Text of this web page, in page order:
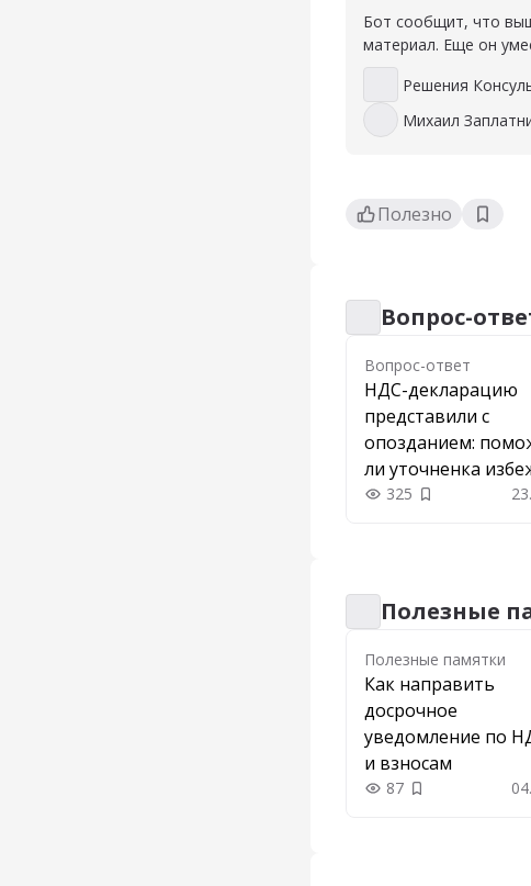
Бот сообщит, что
материал. Еще он
Решения
Решения
Михаил
Михаил
Полезно
Вопрос-ответ
Вопрос-
Вопрос-ответ
НДС-декларацию
представили с
опозданием:
ли уточненка
штрафа
325 Добавить в
Полезные памятки
Полезные
Полезные памятки
Как направить
досрочное
уведомление по
и взносам
87 Добавить в